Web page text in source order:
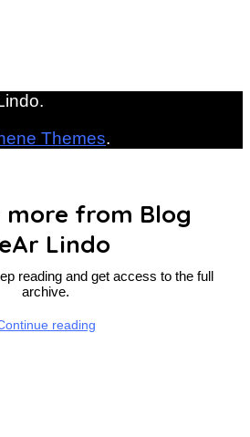
Themes.
more from Blog
Lindo
reading and get access to the full
archive.
reading